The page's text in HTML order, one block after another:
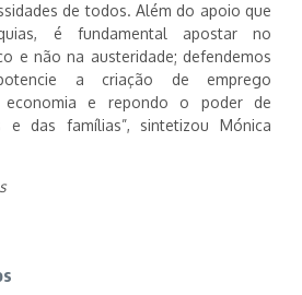
de todos. Além do apoio que
é fundamental apostar no
e não na austeridade; defendemos
a criação de emprego
economia e repondo o poder de
e das famílias”, sintetizou Mónica